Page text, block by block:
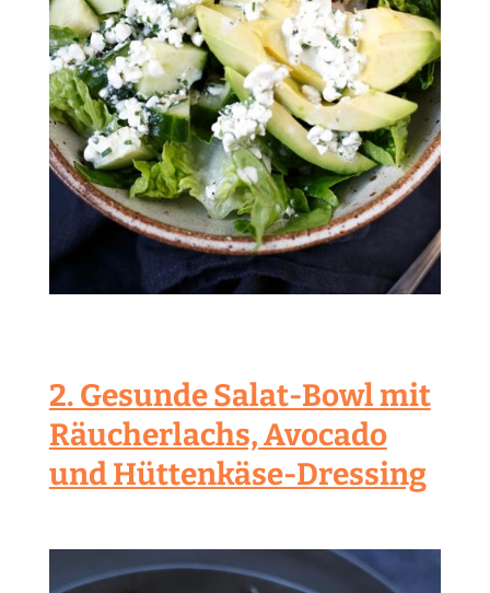
2. Gesunde Salat-Bowl mit
Räucherlachs, Avocado
und Hüttenkäse-Dressing